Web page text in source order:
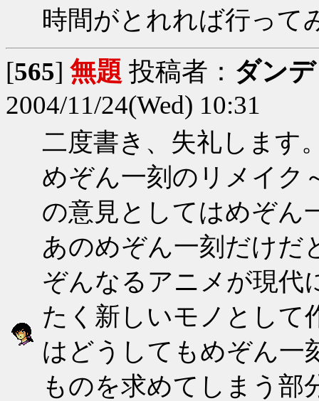
時間がとれれば行って
[565] 無題 投稿者： ダン
2004/11/24(Wed) 10:31
二度書き、失礼します
めぞん一刻のリメイク
の意見としてはめぞん
あのめぞん一刻だけだ
ぞんなるアニメが現代
たく新しいモノとして
はどうしてもめぞん一
ものを求めてしまう部